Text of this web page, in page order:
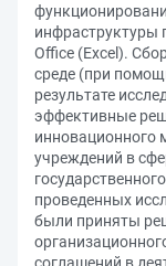
инфраструктуры
Office (Excel).
среде (при
результате
эффективные
инновационного
учреждений в
проведенных
были приняты